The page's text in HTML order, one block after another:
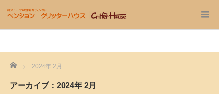
Home 2024年 2月
アーカイブ：2024年 2月